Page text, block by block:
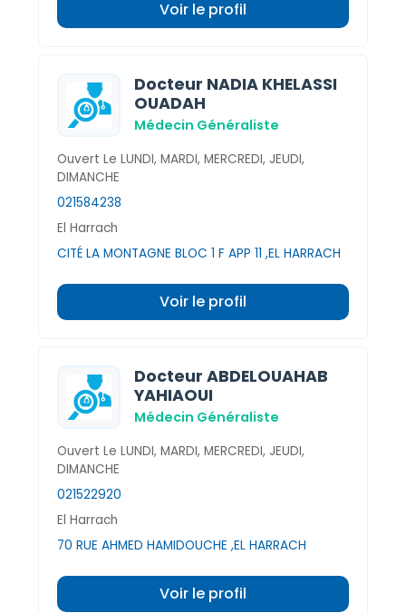
Voir le profil
Docteur NADIA KHELASSI
OUADAH
Médecin Généraliste
Ouvert Le LUNDI, MARDI, MERCREDI, JEUDI,
DIMANCHE
021584238
El Harrach
CITÉ LA MONTAGNE BLOC 1 F APP 11 ,EL HARRACH
Voir le profil
Docteur ABDELOUAHAB
YAHIAOUI
Médecin Généraliste
Ouvert Le LUNDI, MARDI, MERCREDI, JEUDI,
DIMANCHE
021522920
El Harrach
70 RUE AHMED HAMIDOUCHE ,EL HARRACH
Voir le profil